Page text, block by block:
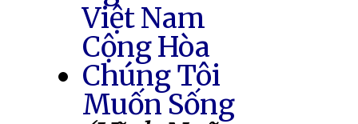
Việt Nam
Cộng Hòa
Chúng Tôi
Muốn Sống